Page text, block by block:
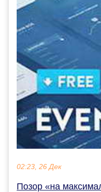
02:23, 26 Дек
Позор «на